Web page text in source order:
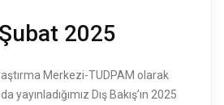
Şubat 2025
Merkezi-TUDPAM olarak
yayınladığımız Dış Bakış’ın 2025